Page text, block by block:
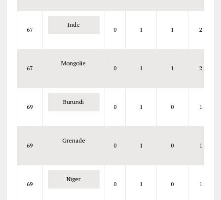
67
Inde
0 1 1 2
67
Mongolie
0 1 1 2
69
Burundi
0 1 0 1
69
Grenade
0 1 0 1
69
Niger
0 1 0 1